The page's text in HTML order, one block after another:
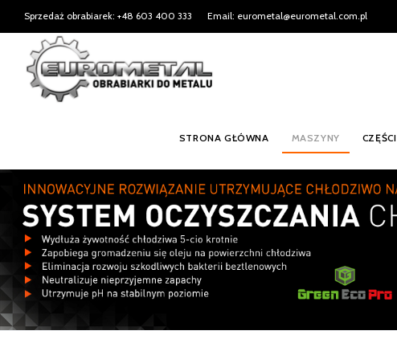
Sprzedaż obrabiarek: +48 603 400 333 Email: eurometal@eurometal.com.pl
STRONA GŁÓWNA MASZYNY CZĘŚCI